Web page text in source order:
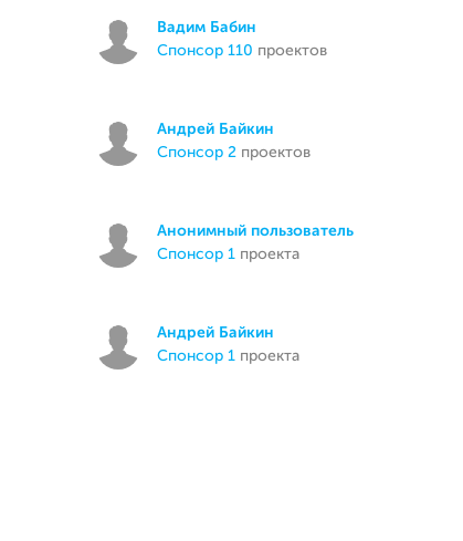
Вадим Бабин
спонсор 110 проектов
Андрей Байкин
спонсор 2 проектов
Анонимный пользователь
спонсор 1 проекта
Андрей Байкин
спонсор 1 проекта